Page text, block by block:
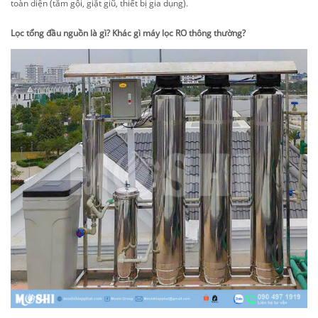
toàn diện (tắm gội, giặt giũ, thiết bị gia dụng).
Lọc tổng đầu nguồn là gì? Khác gì máy lọc RO thông thường?